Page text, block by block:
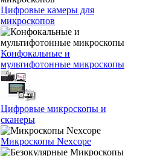
Цифровые камеры для
микроскопов
Конфокальные и
мультифотонные микроскопы
Цифровые микроскопы и
сканеры
Микроскопы Nexcope